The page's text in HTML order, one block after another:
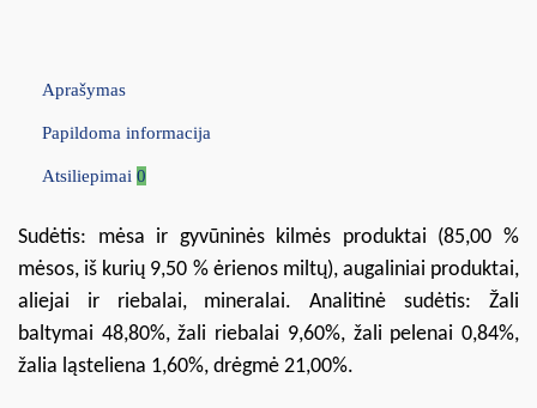
Aprašymas
Papildoma informacija
Atsiliepimai 0
Sudėtis: mėsa ir gyvūninės kilmės produktai (85,00 %
mėsos, iš kurių 9,50 % ėrienos miltų), augaliniai produktai,
aliejai ir riebalai, mineralai. Analitinė sudėtis: Žali
baltymai 48,80%, žali riebalai 9,60%, žali pelenai 0,84%,
žalia ląsteliena 1,60%, drėgmė 21,00%.